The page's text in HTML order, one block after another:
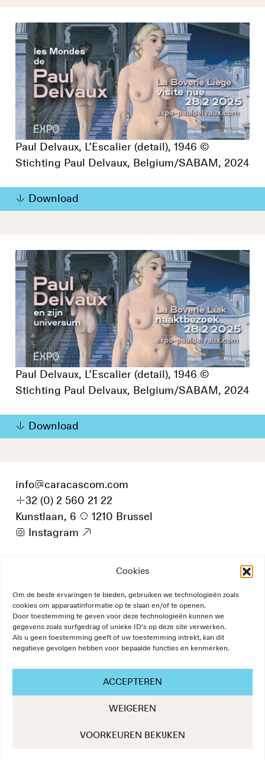
Cookies
Om de beste ervaringen te bieden, gebruiken we technologieën zoals
cookies om apparaatinformatie op te slaan en/of te openen.
Door toestemming te geven voor deze technologieën kunnen we
gegevens zoals surfgedrag of unieke ID's op deze site verwerken.
Als u geen toestemming geeft of uw toestemming intrekt, kan dit
negatieve gevolgen hebben voor bepaalde functies en kenmerken.
ACCEPTEREN
WEIGEREN
VOORKEUREN BEKIJKEN
Paul Delvaux, L’Escalier (detail), 1946 ©
Stichting Paul Delvaux, Belgium/SABAM, 2024
Download
Paul Delvaux, L’Escalier (detail), 1946 ©
Stichting Paul Delvaux, Belgium/SABAM, 2024
Download
info@caracascom.com
+32 (0) 2 560 21 22
Kunstlaan, 6 p 1210 Brussel
i
Instagram 9
The Art of Communication